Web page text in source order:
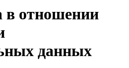
в отношении
данных